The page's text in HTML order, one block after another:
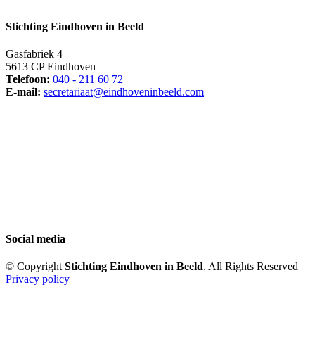
Stichting Eindhoven in Beeld
Gasfabriek 4
5613 CP Eindhoven
Telefoon: 040 - 211 60 72
E-mail: secretariaat@eindhoveninbeeld.com
Social media
© CopyrightStichting Eindhoven in Beeld. All Rights Reserved |
Privacy policy